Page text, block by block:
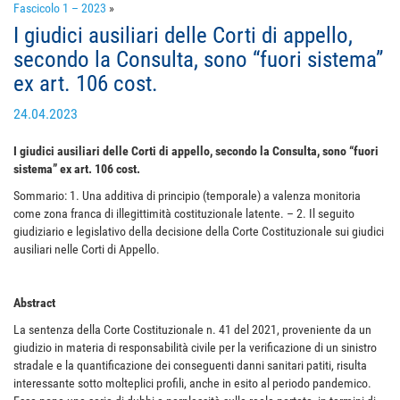
Fascicolo 1 – 2023 »
I giudici ausiliari delle Corti di appello,
secondo la Consulta, sono “fuori sistema”
ex art. 106 cost.
24.04.2023
I giudici ausiliari delle Corti di appello, secondo la Consulta, sono “fuori
sistema” ex art. 106 cost.
Sommario: 1. Una additiva di principio (temporale) a valenza monitoria
come zona franca di illegittimità costituzionale latente. – 2. Il seguito
giudiziario e legislativo della decisione della Corte Costituzionale sui giudici
ausiliari nelle Corti di Appello.
Abstract
La sentenza della Corte Costituzionale n. 41 del 2021, proveniente da un
giudizio in materia di responsabilità civile per la verificazione di un sinistro
stradale e la quantificazione dei conseguenti danni sanitari patiti, risulta
interessante sotto molteplici profili, anche in esito al periodo pandemico.